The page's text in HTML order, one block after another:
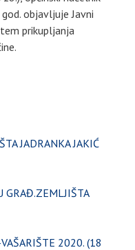
objavljuje Javni
prikupljanja
JADRANKA JAKIĆ
GRAĐ.ZEMLJIŠTA
VAŠARIŠTE 2020.